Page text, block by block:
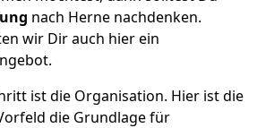
nach Herne nachdenken.
wir Dir auch hier ein
ist die Organisation. Hier ist die
die Grundlage für